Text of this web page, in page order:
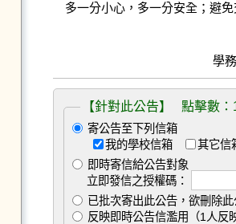
多一分小心，多一分安全；避
【針對此公告】 點擊數：
寄公告至下列信箱
我的學校信箱
其它信
即時寄信給公告對象
立即發信之授權碼：
已批次寄出此公告，欲刪除
反映即時公告信濫用（1人反